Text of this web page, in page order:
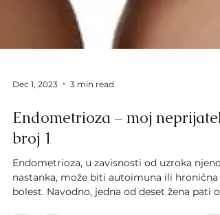
Dec 1, 2023 3 min read
Endometrioza – moj neprijatelj
broj 1
Endometrioza, u zavisnosti od uzroka